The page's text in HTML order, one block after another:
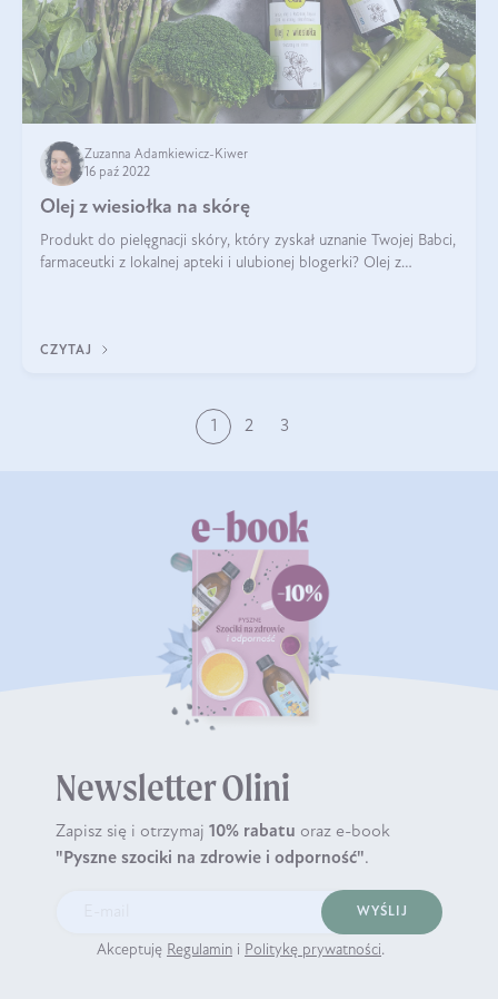
Zuzanna Adamkiewicz-Kiwer
16 paź 2022
Olej z wiesiołka na skórę
Produkt do pielęgnacji skóry, który zyskał uznanie Twojej Babci,
farmaceutki z lokalnej apteki i ulubionej blogerki? Olej z
CZYTAJ
1 2 3
Newsletter Olini
Zapisz się i otrzymaj 10% rabatu oraz e-book
"Pyszne szociki na zdrowie i odporność".
WYŚLIJ
Akceptuję Regulamin i Politykę prywatności.